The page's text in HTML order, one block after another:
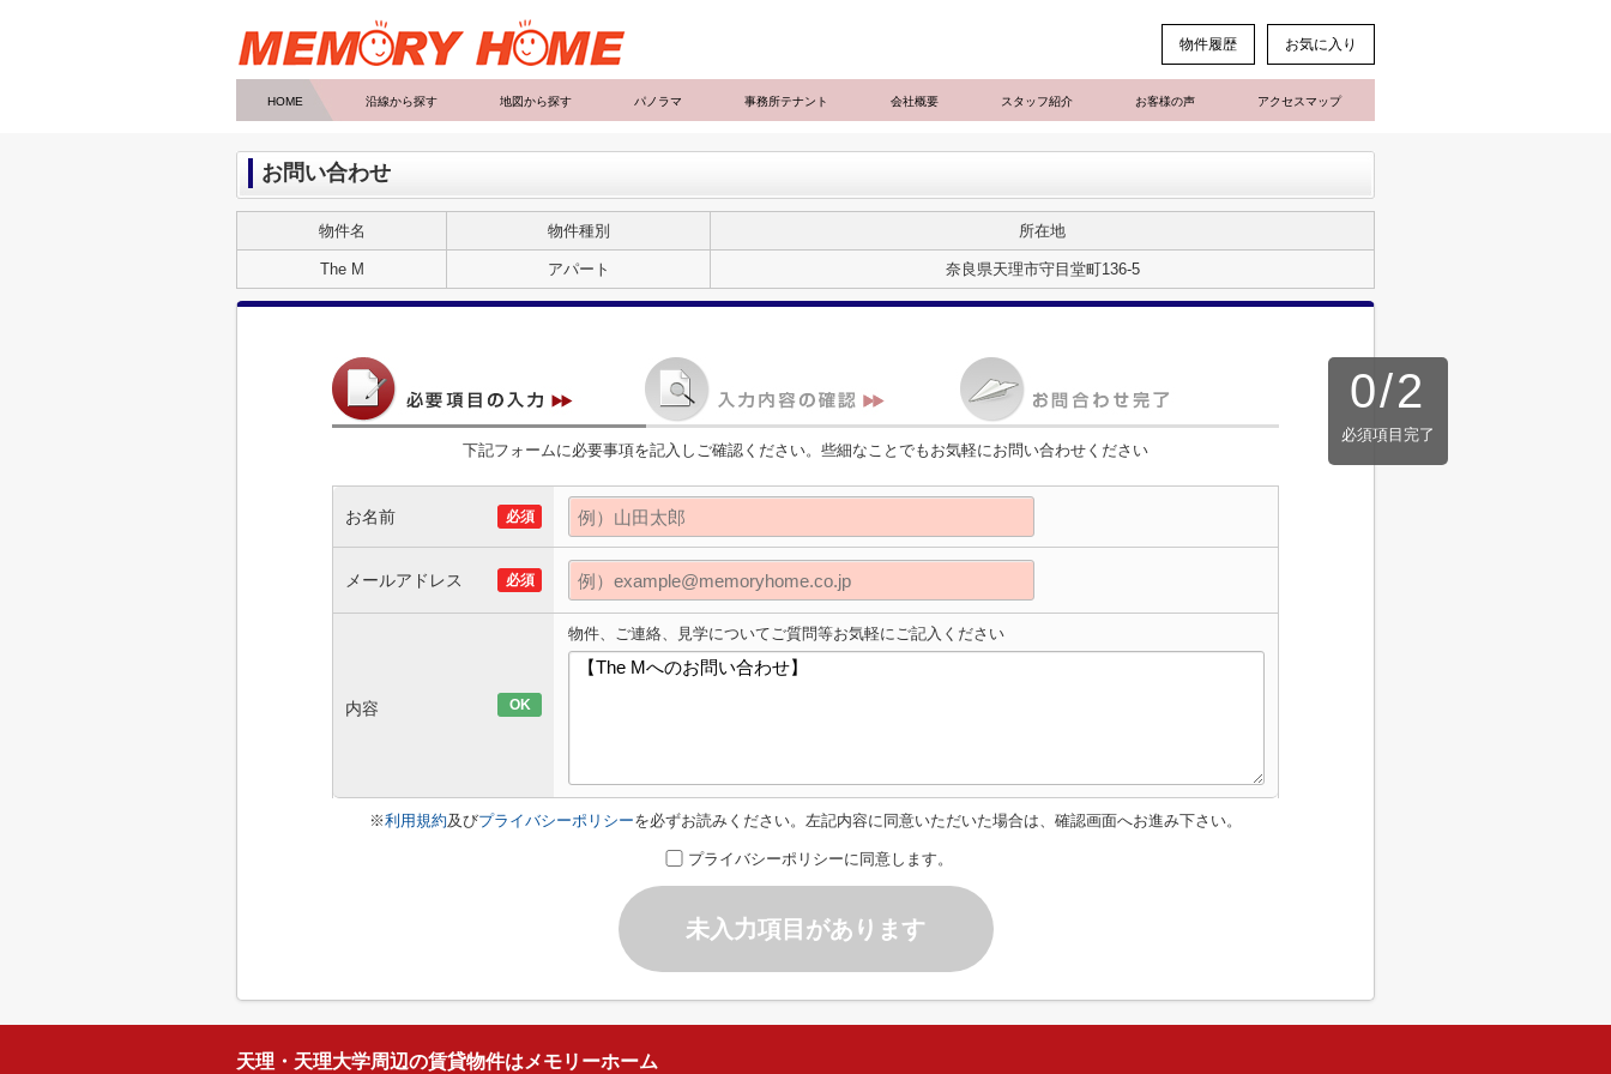
物件履歴 お気に入り
HOME 沿線から探す 地図から探す パノラマ 事務所テナント 会社概要 スタッフ紹介 お客様の声 アクセスマップ
お問い合わせ
物件名 物件種別 所在地
The M アパート 奈良県天理市守目堂町136-5
0/2
必須項目完了
下記フォームに必要事項を記入しご確認ください。些細なことでもお気軽にお問い合わせください
お名前 必須
メールアドレス 必須
内容 OK
物件、ご連絡、見学についてご質問等お気軽にご記入ください
※利用規約及びプライバシーポリシーを必ずお読みください。左記内容に同意いただいた場合は、確認画面へお進み下さい。
プライバシーポリシーに同意します。
未入力項目があります
天理・天理大学周辺の賃貸物件はメモリーホーム